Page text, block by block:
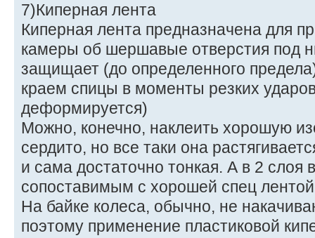
7)Киперная лента
Киперная лента предназначена для
камеры об шершавые отверстия под
защищает (до определенного
краем спицы в моменты резких ударов
деформируется)
Можно, конечно, наклеить хорошую
сердито, но все таки она
и сама достаточно тонкая. А в 2 слоя
сопоставимым с хорошей спец
На байке колеса, обычно, не
поэтому применение пластиковой